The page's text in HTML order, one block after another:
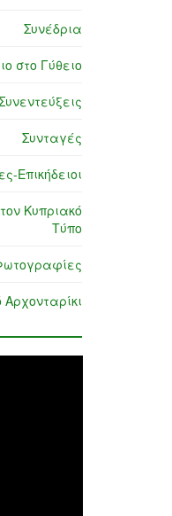
Συνέδρια
στο Γύθειο
Συνταγές
Επικήδειοι
Κυπριακό
Τύπο